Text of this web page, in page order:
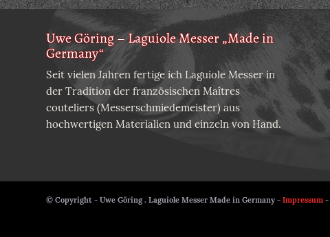
Uwe Göring – Laguiole Messer „Made in
Germany“
Seit vielen Jahren fertige ich Laguiole Messer in
der Tradition der französischen Maîtres
couteliers (Messerschmiedemeister) aus
hochwertigen Materialien und einzeln von Hand.
© Copyright - Uwe Göring . Laguiole Messer Made in Germany - Impressum -